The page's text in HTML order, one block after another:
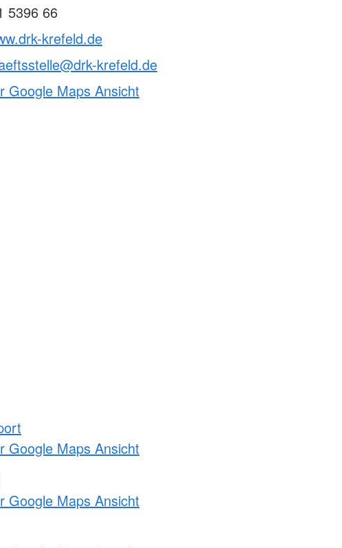
5396 66
krefeld.de
krefeld.de
Google Maps Ansicht
Google Maps Ansicht
Google Maps Ansicht